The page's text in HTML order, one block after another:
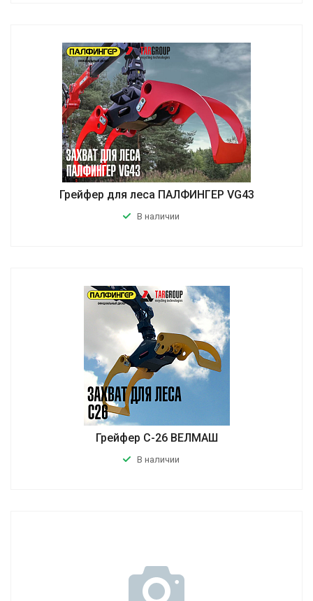
Грейфер для леса ПАЛФИНГЕР VG43
В наличии
Грейфер С-26 ВЕЛМАШ
В наличии